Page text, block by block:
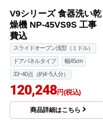
93,551円(税込)
商品詳細はこちら
パナソニック
商品コード：NP-45VS9S-KJ